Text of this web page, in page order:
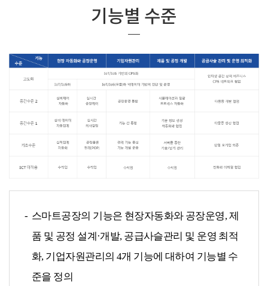
기능별 수준
스마트공장의 기능은 현장자동화와 공장운영, 제
품 및 공정 설계·개발, 공급사슬관리 및 운영 최적
화, 기업자원관리의 4개 기능에 대하여 기능별 수
준을 정의